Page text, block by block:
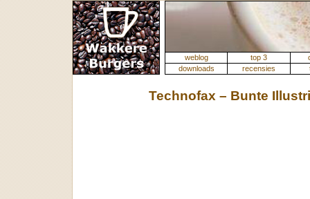
weblog top 3
downloads
recensies
Technofax – Bunte